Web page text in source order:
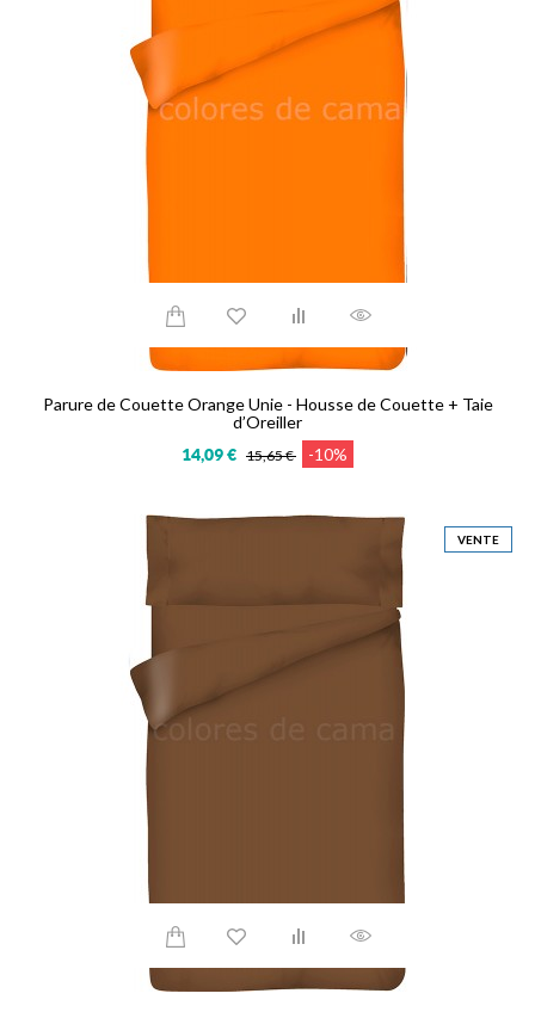
Parure de Couette Orange Unie - Housse de Couette + Taie
d’Oreiller
14,09 € 15,65 € -10%
VENTE